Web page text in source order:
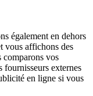
également en dehors
vous affichons des
comparons vos
fournisseurs externes
en ligne si vous